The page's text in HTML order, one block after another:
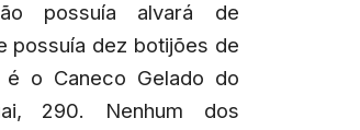
possuía alvará de
possuía dez botijões de
o Caneco Gelado do
290. Nenhum dos